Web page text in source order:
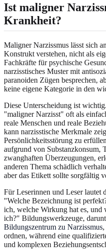
Ist maligner
Krankheit?
Maligner Narzissmus lässt sich
Konstrukt verstehen, nicht als
Fachkräfte für psychische
narzisstisches Muster mit
paranoiden Zügen besprechen,
keine eigene Kategorie in den
Diese Unterscheidung ist
"maligner Narzisst" oft als
reale Menschen und reale
kann narzisstische Merkmale
Persönlichkeitsstörung zu
aufgrund von Substanzkonsum,
zwanghaften Überzeugungen,
anderen Thema schädlich
aber das Etikett sollte sorgfältig
Für Leserinnen und Leser lautet
"Welche Bezeichnung ist
ich, welche Wirkung hat es, und
ich?" Bildungswerkzeuge,
Bildungszentrum zu Narzissmus
ordnen, während eine
und komplexen